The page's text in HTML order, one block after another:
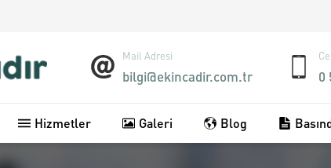
Mail Adresi
bilgi@ekincadir.com.tr 0
Hizmetler Galeri Blog